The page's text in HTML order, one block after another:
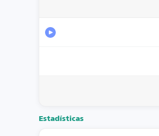
Estadísticas